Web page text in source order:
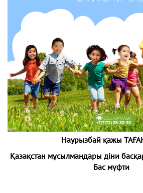
Наурызбай қажы
Қазақстан мұсылмандары діни
Бас мүфти